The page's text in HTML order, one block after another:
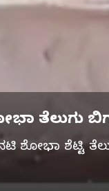
ತೆಲುಗು
ನಟಿ ಶೋಭಾ ಶೆಟ್ಟಿ